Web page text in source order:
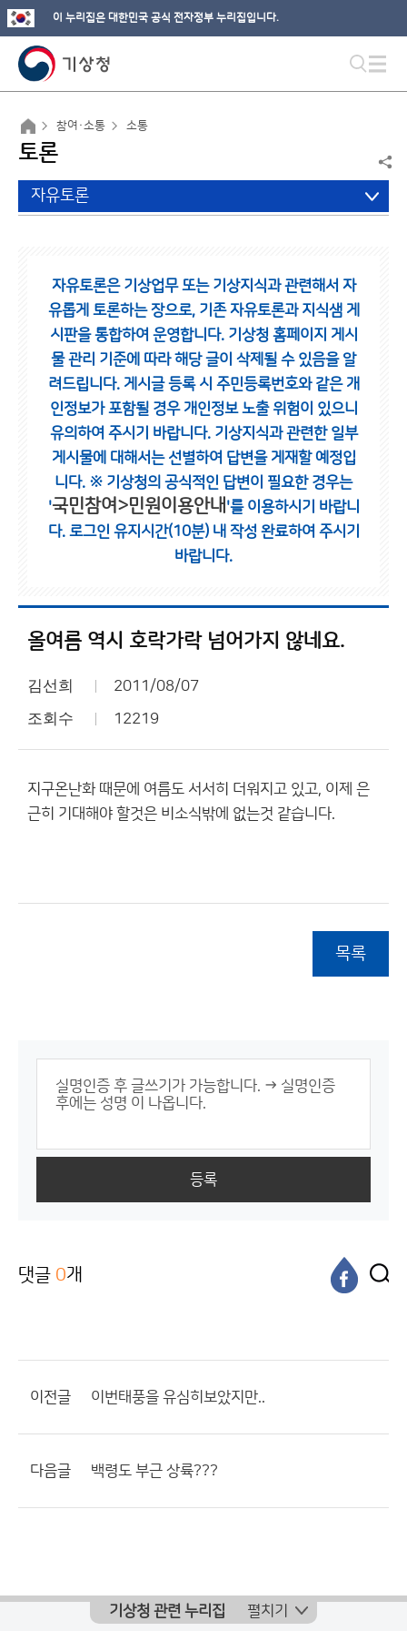
이 누리집은 대한민국 공식 전자정부 누리집입니다.
참여·소통 소통
토론
자유토론
자유토론은 기상업무 또는 기상지식과 관련해서 자
유롭게 토론하는 장으로, 기존 자유토론과 지식샘 게
시판을 통합하여 운영합니다. 기상청 홈페이지 게시
물 관리 기준에 따라 해당 글이 삭제될 수 있음을 알
려드립니다. 게시글 등록 시 주민등록번호와 같은 개
인정보가 포함될 경우 개인정보 노출 위험이 있으니
유의하여 주시기 바랍니다. 기상지식과 관련한 일부
게시물에 대해서는 선별하여 답변을 게재할 예정입
니다. ※ 기상청의 공식적인 답변이 필요한 경우는
'국민참여>민원이용안내 '를 이용하시기 바랍니
다. 로그인 유지시간(10분) 내 작성 완료하여 주시기
바랍니다.
올여름 역시 호락가락 넘어가지 않네요.
김선희 2011/08/07
조회수 12219
지구온난화 때문에 여름도 서서히 더워지고 있고, 이제 은
근히 기대해야 할것은 비소식밖에 없는것 같습니다.
목록
등록
댓글 0개
이전글 이번태풍을 유심히보았지만..
다음글 백령도 부근 상륙???
기상청 관련 누리집 펼치기